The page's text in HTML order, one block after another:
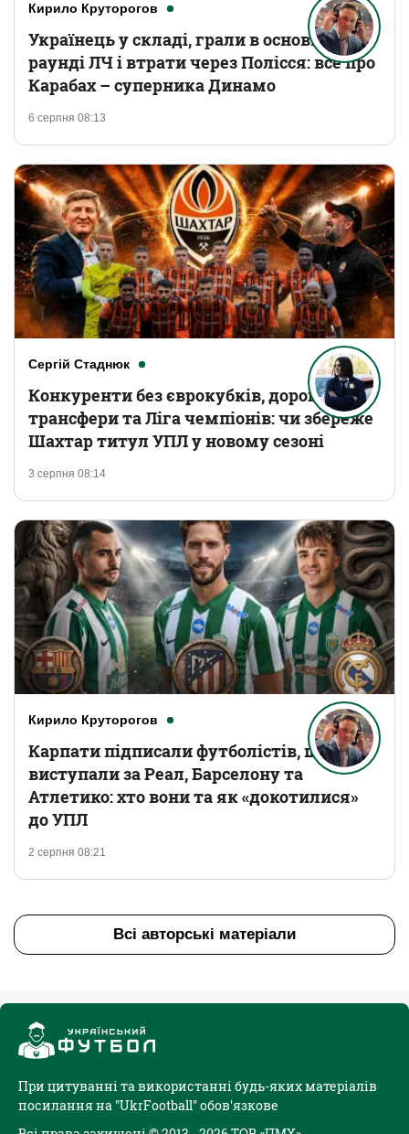
Кирило Круторогов
6 серпня 08:13
Українець у складі, грали в основному
раунді ЛЧ і втрати через Полісся: все про
Карабах – суперника Динамо
Сергій Стаднюк
3 серпня 08:14
Конкуренти без єврокубків, дорогі
трансфери та Ліга чемпіонів: чи збереже
Шахтар титул УПЛ у новому сезоні
Кирило Круторогов
2 серпня 08:21
Карпати підписали футболістів, що
виступали за Реал, Барселону та
Атлетико: хто вони та як «докотилися»
до УПЛ
Всі авторські матеріали
При цитуванні та використанні будь-яких матеріалів
посилання на "UkrFootball" обов'язкове